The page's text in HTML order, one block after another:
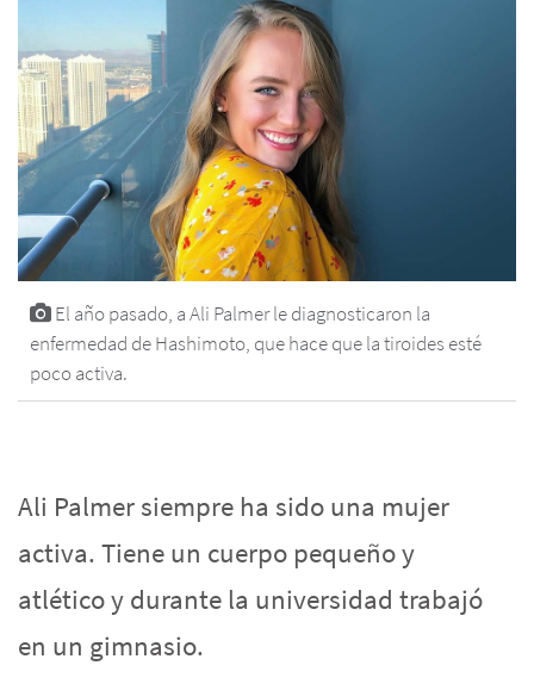
El año pasado, a Ali Palmer le diagnosticaron la
enfermedad de Hashimoto, que hace que la tiroides esté
poco activa.
Ali Palmer siempre ha sido una mujer
activa. Tiene un cuerpo pequeño y
atlético y durante la universidad trabajó
en un gimnasio.